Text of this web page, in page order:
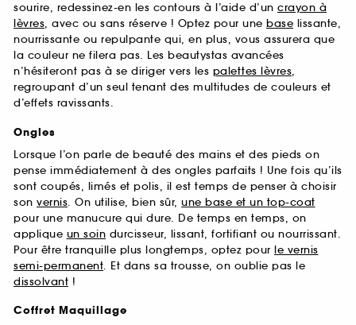
sourire, redessinez-en les contours à l’aide d’un crayon à
lèvres, avec ou sans réserve ! Optez pour une base lissante,
nourrissante ou repulpante qui, en plus, vous assurera que
la couleur ne filera pas. Les beautystas avancées
n’hésiteront pas à se diriger vers les palettes lèvres,
regroupant d’un seul tenant des multitudes de couleurs et
d’effets ravissants.
Ongles
Lorsque l’on parle de beauté des mains et des pieds on
pense immédiatement à des ongles parfaits ! Une fois qu’ils
sont coupés, limés et polis, il est temps de penser à choisir
son vernis. On utilise, bien sûr, une base et un top-coat
pour une manucure qui dure. De temps en temps, on
applique un soin durcisseur, lissant, fortifiant ou nourrissant.
Pour être tranquille plus longtemps, optez pour le vernis
semi-permanent. Et dans sa trousse, on oublie pas le
dissolvant !
Coffret Maquillage